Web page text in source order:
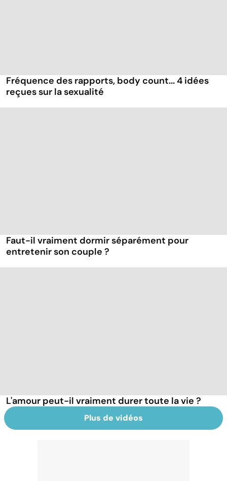
Fréquence des rapports, body count... 4 idées
reçues sur la sexualité
Faut-il vraiment dormir séparément pour
entretenir son couple ?
L'amour peut-il vraiment durer toute la vie ?
Plus de vidéos